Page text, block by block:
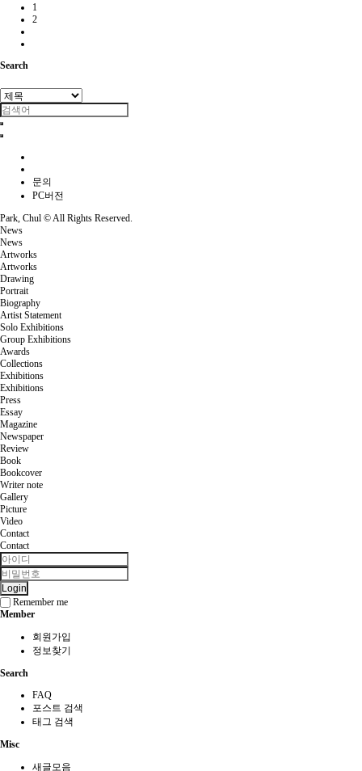
1
2
Search
문의
PC버전
Park, Chul © All Rights Reserved.
News
News
Artworks
Artworks
Drawing
Portrait
Biography
Artist Statement
Solo Exhibitions
Group Exhibitions
Awards
Collections
Exhibitions
Exhibitions
Press
Essay
Magazine
Newspaper
Review
Book
Bookcover
Writer note
Gallery
Picture
Video
Contact
Contact
Login
Remember me
Member
회원가입
정보찾기
Search
FAQ
포스트 검색
태그 검색
Misc
새글모음